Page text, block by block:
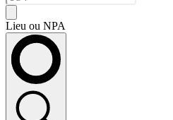
Lieu ou NPA